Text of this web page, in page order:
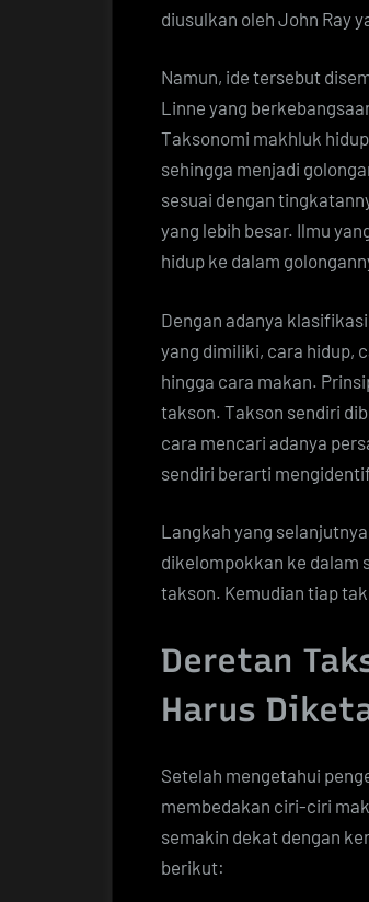
diusulkan oleh John Ray
Namun, ide tersebut
Linne yang
Taksonomi makhluk
sehingga menjadi
sesuai dengan
yang lebih besar. Ilmu
hidup ke dalam
Dengan adanya
yang dimiliki, cara hidup,
hingga cara makan.
takson. Takson sendiri
cara mencari adanya
sendiri berarti
Langkah yang
dikelompokkan ke dalam
takson. Kemudian tiap
Deretan
Harus
Setelah mengetahui
membedakan ciri-ciri
semakin dekat dengan
berikut: